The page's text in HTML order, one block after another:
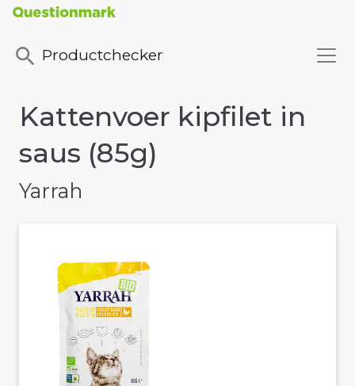
Productchecker
Kattenvoer kipfilet in
saus (85g)
Yarrah